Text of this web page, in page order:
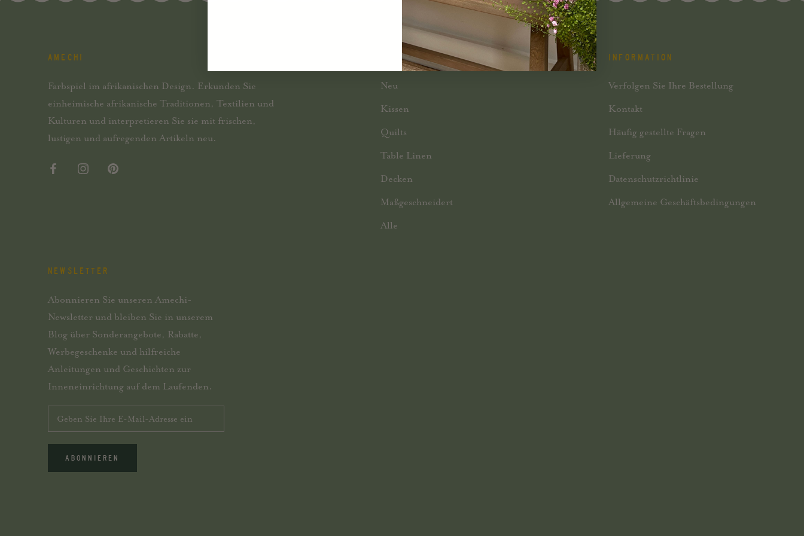
AMECHI
Farbspiel im afrikanischen Design. Erkunden Sie
einheimische afrikanische Traditionen, Textilien und
Kulturen und interpretieren Sie sie mit frischen,
lustigen und aufregenden Artikeln neu.
SUCHE NACH KATEGORIEN
Neu
Kissen
Quilts
Table Linen
Decken
Maßgeschneidert
Alle
INFORMATION
Verfolgen Sie Ihre Bestellung
Kontakt
Häufig gestellte Fragen
Lieferung
Datenschutzrichtlinie
Allgemeine Geschäftsbedingungen
NEWSLETTER
Abonnieren Sie unseren Amechi-
Newsletter und bleiben Sie in unserem
Blog über Sonderangebote, Rabatte,
Werbegeschenke und hilfreiche
Anleitungen und Geschichten zur
Inneneinrichtung auf dem Laufenden.
ABONNIEREN